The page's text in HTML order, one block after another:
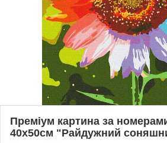
Преміум картина за
40x50см "Райдужний